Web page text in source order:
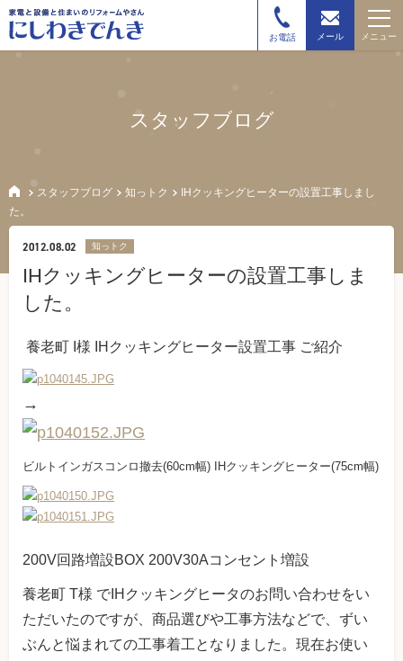
お電話 メール メニュー
スタッフブログ
スタッフブログ 知っトク
IHクッキングヒーターの設置工事しまし
た。
2012.08.02 知っトク
IHクッキングヒーターの設置工事しま
した。
養老町 I様 IHクッキングヒーター設置工事 ご紹介
→
ビルトインガスコンロ撤去(60cm幅) IHクッキングヒーター(75cm幅)
200V回路増設BOX 200V30Aコンセント増設
養老町 T様 でIHクッキングヒータのお問い合わせをい
ただいたのですが、商品選びや工事方法などで、ずい
ぶんと悩まれての工事着工となりました。現在お使い